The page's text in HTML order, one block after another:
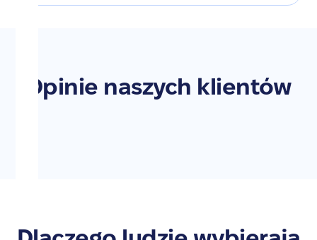
Opinie naszych klientów